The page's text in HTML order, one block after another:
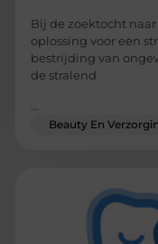
Bij de zoektocht
oplossing voor een
bestrijding van
de stralend
Beauty En